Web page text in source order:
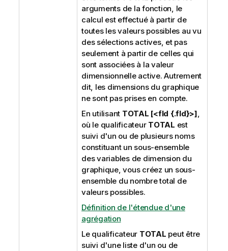
arguments de la fonction, le
calcul est effectué à partir de
toutes les valeurs possibles au vu
des sélections actives, et pas
seulement à partir de celles qui
sont associées à la valeur
dimensionnelle active. Autrement
dit, les dimensions du graphique
ne sont pas prises en compte.
En utilisant TOTAL [<fld {.fld}>],
où le qualificateur TOTAL est
suivi d'un ou de plusieurs noms
constituant un sous-ensemble
des variables de dimension du
graphique, vous créez un sous-
ensemble du nombre total de
valeurs possibles.
Définition de l'étendue d'une
agrégation
Le qualificateur TOTAL peut être
suivi d'une liste d'un ou de